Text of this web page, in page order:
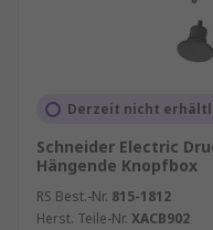
genau den
Auswahl der
Bei der Auswahl der
sind einige Faktoren
Anforderungen an
variieren je nach
Derzeit nicht
Schneider Electric
Hängende Knopfbox
RS Best.-Nr. 815-1812
Herst. Teile-Nr. XACB902